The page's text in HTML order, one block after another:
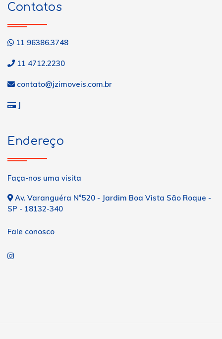
Contatos
11 96386.3748
11 4712.2230
contato@jzimoveis.com.br
J
Endereço
Faça-nos uma visita
Av. Varanguéra N°520 - Jardim Boa Vista São Roque -
SP - 18132-340
Fale conosco